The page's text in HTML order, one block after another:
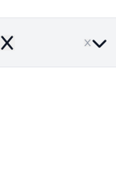
Remove